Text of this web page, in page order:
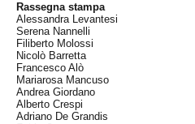
Rassegna stampa
Alessandra Levantesi
Serena Nannelli
Filiberto Molossi
Nicolò Barretta
Francesco Alò
Mariarosa Mancuso
Andrea Giordano
Alberto Crespi
Adriano De Grandis